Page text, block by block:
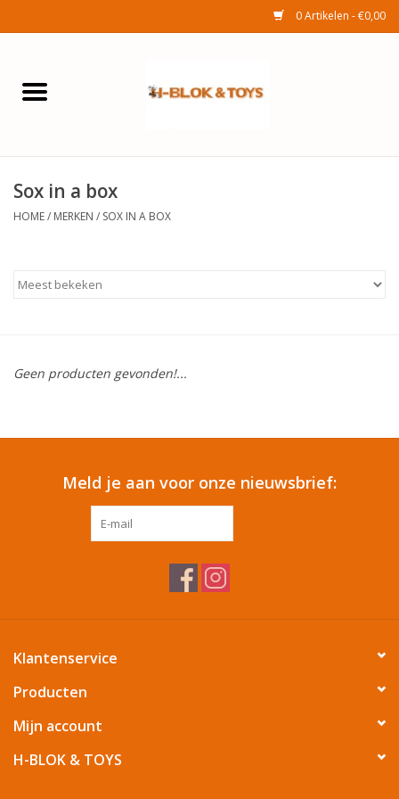
0 Artikelen - €0,00
Home
Huishouden
Tuinafdeling
Seizoenenartikelen
Reizen
Feestartikelen
OUTLET
KAARTEN
Sox in a box
HOME/ MERKEN / SOX IN A BOX
Geen producten gevonden!...
Meld je aan voor onze nieuwsbrief:
Klantenservice
Producten
Mijn account
H-BLOK & TOYS